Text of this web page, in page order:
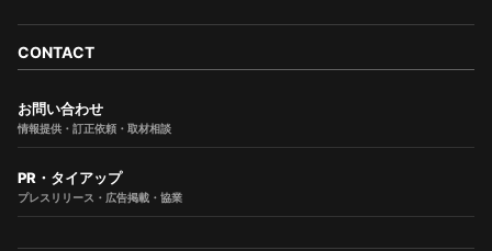
CONTACT
お問い合わせ
情報提供・訂正依頼・取材相談
PR・タイアップ
プレスリリース・広告掲載・協業